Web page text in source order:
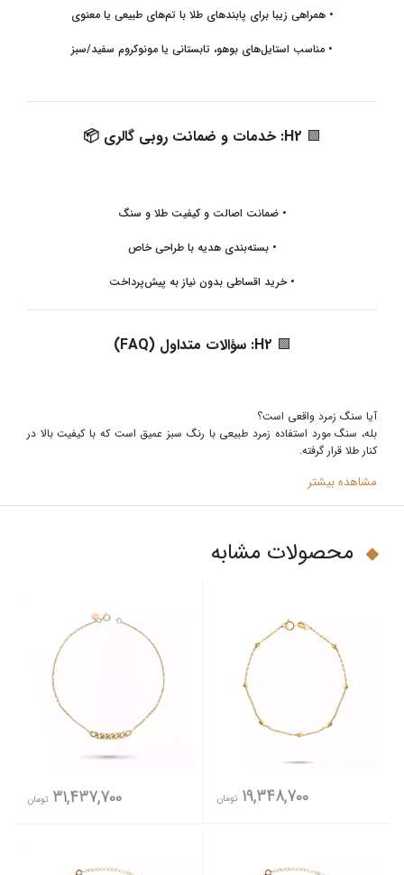
•همراهی زیبا برای پابندهای طلا با تم‌های طبیعی یا معنوی
• مناسب استایل‌های بوهو، تابستانی یا مونوکروم سفید/سبز
🟩
H2: خدمات و ضمانت روبی گالری 📦
•ضمانت اصالت و کیفیت طلا و سنگ
•بسته‌بندی هدیه با طراحی خاص
•خرید اقساطی بدون نیاز به پیش‌پرداخت
🟩
H2: سؤالات متداول (FAQ)
آیا سنگ زمرد واقعی است؟
بله، سنگ مورد استفاده زمرد طبیعی با رنگ سبز عمیق است که با کیفیت بالا در
کنار طلا قرار گرفته.
مشاهده بیشتر
محصولات مشابه
19,348,700 تومان 31,437,700 تومان